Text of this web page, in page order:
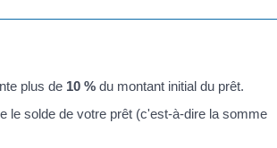
plus de 10 % du montant initial du prêt.
le solde de votre prêt (c'est-à-dire la somme